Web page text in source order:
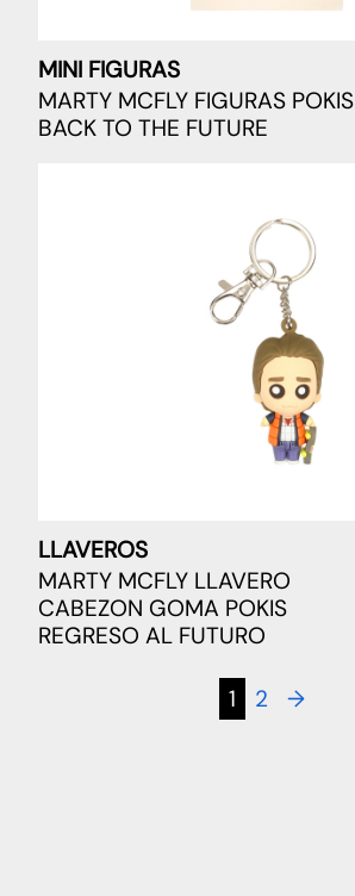
MINI FIGURAS
MARTY MCFLY FIGURAS POKIS
BACK TO THE FUTURE
LLAVEROS
MARTY MCFLY LLAVERO
CABEZON GOMA POKIS
REGRESO AL FUTURO
1 2 →